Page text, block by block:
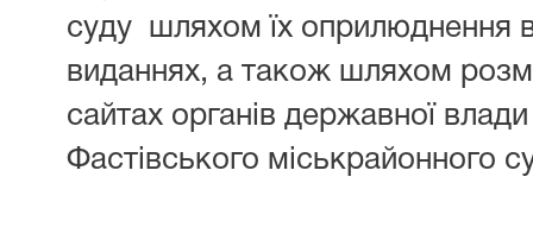
суду шляхом їх оприлюднення
виданнях, а також шляхом
сайтах органів державної
Фастівського міськрайонного